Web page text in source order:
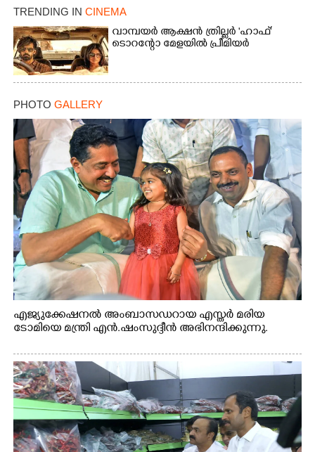
TRENDING IN CINEMA
വാമ്പയർ ആക്ഷൻ ത്രില്ലർ 'ഹാഫ്'
ടൊറന്റോ മേളയിൽ പ്രീമിയർ
PHOTO GALLERY
എജ്യുക്കേഷനൽ അംബാസഡറായ എസ്തർ മരിയ
ടോമിയെ മന്ത്രി എൻ.ഷംസുദ്ദീൻ അഭിനന്ദിക്കുന്നു.